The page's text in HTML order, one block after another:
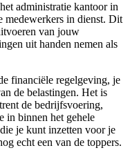
administratie kantoor in
medewerkers in dienst. Dit
van jouw
uit handen nemen als
financiële regelgeving, je
de belastingen. Het is
de bedrijfsvoering,
in binnen het gehele
je kunt inzetten voor je
echt een van de toppers.